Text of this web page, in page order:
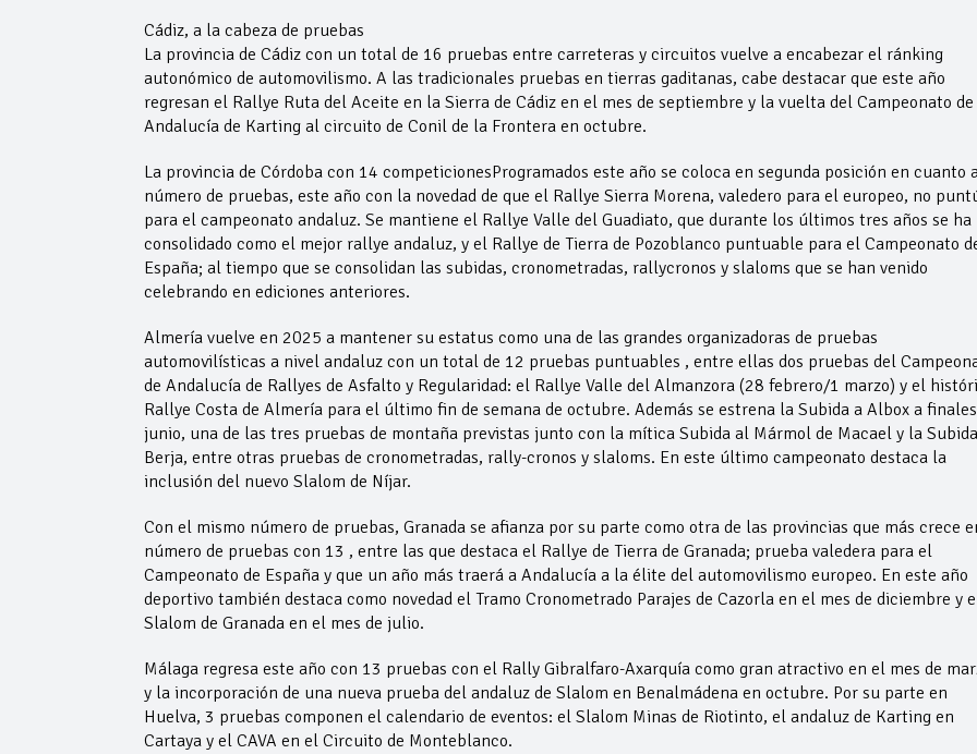
Cádiz, a la cabeza de pruebas
La provincia de Cádiz con un total de 16 pruebas entre carreteras y circuitos vuelve a encabezar el ránking
autonómico de automovilismo. A las tradicionales pruebas en tierras gaditanas, cabe destacar que este año
regresan el Rallye Ruta del Aceite en la Sierra de Cádiz en el mes de septiembre y la vuelta del Campeonato de
Andalucía de Karting al circuito de Conil de la Frontera en octubre.
La provincia de Córdoba con 14 competicionesProgramados este año se coloca en segunda posición en cuanto
número de pruebas, este año con la novedad de que el Rallye Sierra Morena, valedero para el europeo, no
para el campeonato andaluz. Se mantiene el Rallye Valle del Guadiato, que durante los últimos tres años se ha
consolidado como el mejor rallye andaluz, y el Rallye de Tierra de Pozoblanco puntuable para el Campeonato
España; al tiempo que se consolidan las subidas, cronometradas, rallycronos y slaloms que se han venido
celebrando en ediciones anteriores.
Almería vuelve en 2025 a mantener su estatus como una de las grandes organizadoras de pruebas
automovilísticas a nivel andaluz con un total de 12 pruebas puntuables , entre ellas dos pruebas del
de Andalucía de Rallyes de Asfalto y Regularidad: el Rallye Valle del Almanzora (28 febrero/1 marzo) y el
Rallye Costa de Almería para el último fin de semana de octubre. Además se estrena la Subida a Albox a
junio, una de las tres pruebas de montaña previstas junto con la mítica Subida al Mármol de Macael y la
Berja, entre otras pruebas de cronometradas, rally-cronos y slaloms. En este último campeonato destaca la
inclusión del nuevo Slalom de Níjar.
Con el mismo número de pruebas, Granada se afianza por su parte como otra de las provincias que más crece
número de pruebas con 13 , entre las que destaca el Rallye de Tierra de Granada; prueba valedera para el
Campeonato de España y que un año más traerá a Andalucía a la élite del automovilismo europeo. En este año
deportivo también destaca como novedad el Tramo Cronometrado Parajes de Cazorla en el mes de diciembre y
Slalom de Granada en el mes de julio.
Málaga regresa este año con 13 pruebas con el Rally Gibralfaro-Axarquía como gran atractivo en el mes de
y la incorporación de una nueva prueba del andaluz de Slalom en Benalmádena en octubre. Por su parte en
Huelva, 3 pruebas componen el calendario de eventos: el Slalom Minas de Riotinto, el andaluz de Karting en
Cartaya y el CAVA en el Circuito de Monteblanco.